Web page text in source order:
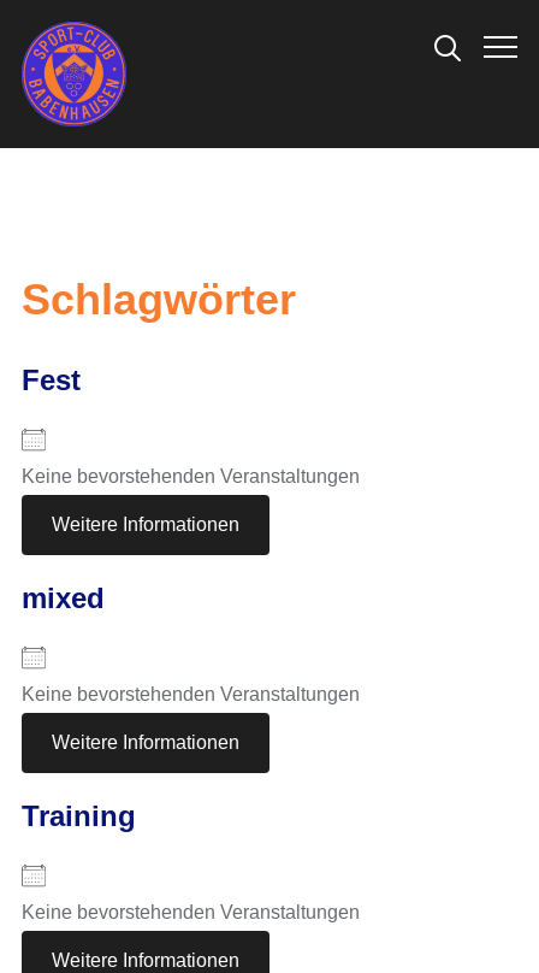
Info
Schlagwörter
Fest
Keine bevorstehenden Veranstaltungen
Weitere Informationen
mixed
Keine bevorstehenden Veranstaltungen
Weitere Informationen
Training
Keine bevorstehenden Veranstaltungen
Weitere Informationen